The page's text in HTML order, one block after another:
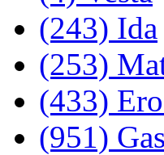
(243) Ida
(253)
(433)
(951)